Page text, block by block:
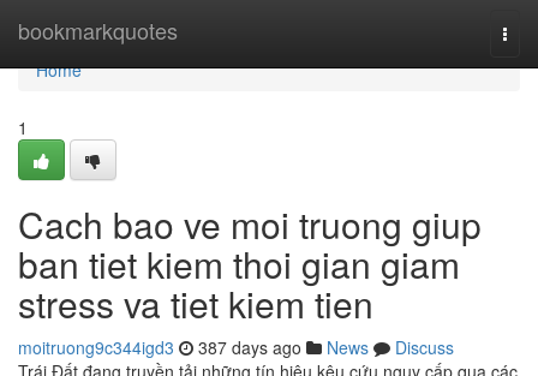
bookmarkquotes
Home
Home
1
Cach bao ve moi truong giup
ban tiet kiem thoi gian giam
stress va tiet kiem tien
moitruong9c344igd3 387 days ago News
Discuss
Trái Đất đang truyền tải những tín hiệu kêu cứu nguy cấp qua các